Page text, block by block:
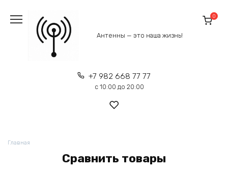
содержанию
Антенны — это наша жизнь!
+7 982 668 77 77
с 10:00 до 20:00
0
Главная
Сравнить товары